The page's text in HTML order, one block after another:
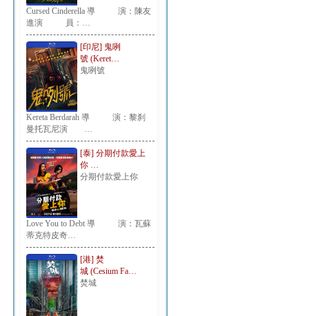
Cursed Cinderella 導 演：陳友
進演 員：…
[印尼] 鬼咧
號 (Keret…
鬼咧號
Kereta Berdarah 導 演：黎刹
曼托瓦尼演 …
[泰] 分期付款愛上
你 …
分期付款愛上你
Love You to Debt 導 演：瓦蘇
蒂克特皮奇…
[港] 焚
城 (Cesium Fa…
焚城